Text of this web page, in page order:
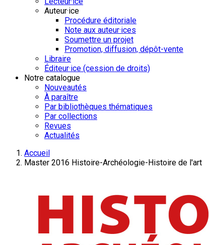
Auteur·ice
Procédure éditoriale
Note aux auteur·ices
Soumettre un projet
Promotion, diffusion, dépôt-vente
Libraire
Éditeur·ice (cession de droits)
Notre catalogue
Nouveautés
À paraître
Par bibliothèques thématiques
Par collections
Revues
Actualités
Accueil
Master 2016 Histoire-Archéologie-Histoire de l'art